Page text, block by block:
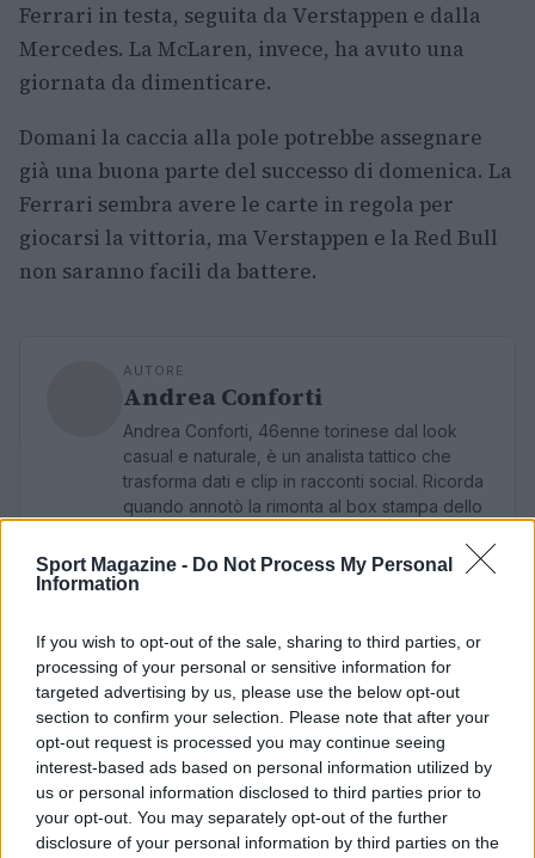
Sport Magazine - Do Not Process My Personal
Information
If you wish to opt-out of the sale, sharing to third parties, or
processing of your personal or sensitive information for
targeted advertising by us, please use the below opt-out
section to confirm your selection. Please note that after your
opt-out request is processed you may continue seeing
interest-based ads based on personal information utilized by
us or personal information disclosed to third parties prior to
your opt-out. You may separately opt-out of the further
disclosure of your personal information by third parties on the
Ferrari in testa, seguita da Verstappen e dalla
Mercedes. La McLaren, invece, ha avuto una
giornata da dimenticare.
Domani la caccia alla pole potrebbe assegnare
già una buona parte del successo di domenica. La
Ferrari sembra avere le carte in regola per
giocarsi la vittoria, ma Verstappen e la Red Bull
non saranno facili da battere.
AUTORE
Andrea Conforti
Andrea Conforti, 46enne torinese dal look
casual e naturale, è un analista tattico che
trasforma dati e clip in racconti social. Ricorda
quando annotò la rimonta al box stampa dello
quell'appunto nacque la sua linea editoriale,
che propugna spiegazioni visive per il tifoso
allenatore under15 al Chieri e ciclista urbano.